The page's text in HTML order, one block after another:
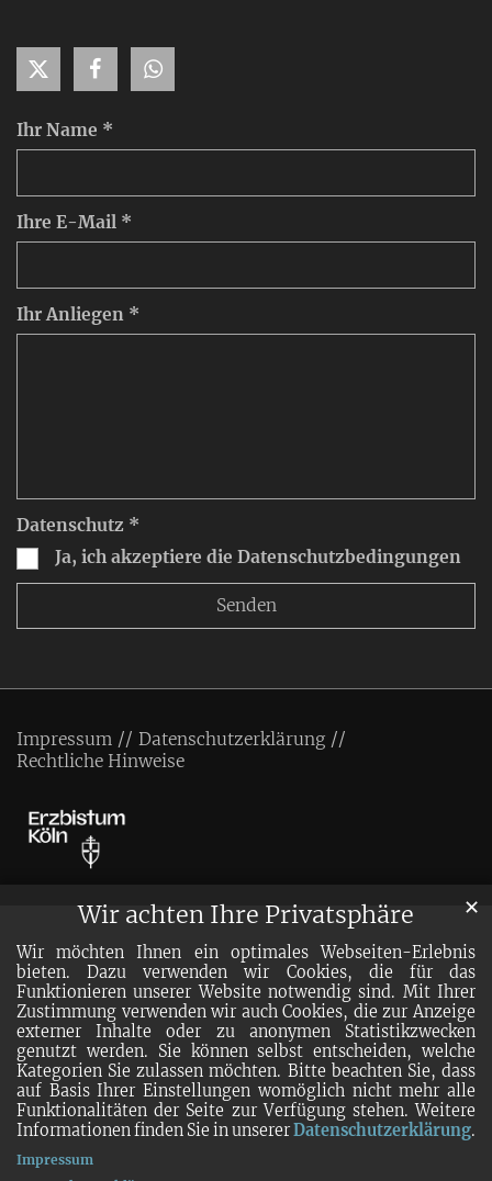
Wir achten Ihre Privatsphäre
Wir möchten Ihnen ein optimales Webseiten-Erlebnis
bieten. Dazu verwenden wir Cookies, die für das
Funktionieren unserer Website notwendig sind. Mit Ihrer
Zustimmung verwenden wir auch Cookies, die zur Anzeige
externer Inhalte oder zu anonymen Statistikzwecken
genutzt werden. Sie können selbst entscheiden, welche
Kategorien Sie zulassen möchten. Bitte beachten Sie, dass
auf Basis Ihrer Einstellungen womöglich nicht mehr alle
Funktionalitäten der Seite zur Verfügung stehen. Weitere
Informationen finden Sie in unsererDatenschutzerklärung.
✕
Impressum
Ihr Name *
Ihre E-Mail *
Ihr Anliegen *
Datenschutz *
Ja, ich akzeptiere die Datenschutzbedingungen
Impressum
Datenschutzerklärung
Rechtliche Hinweise